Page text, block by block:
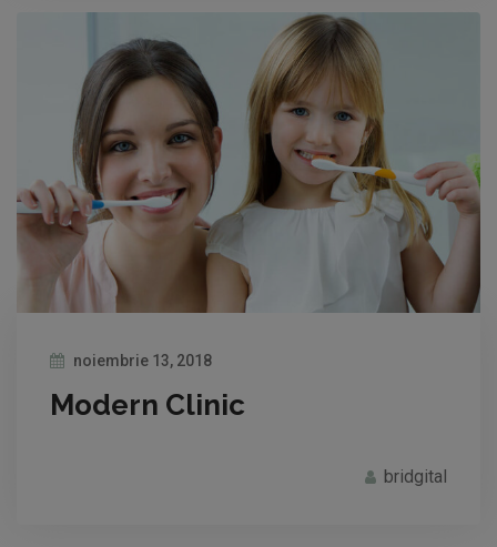
noiembrie 13, 2018
Modern Clinic
bridgital